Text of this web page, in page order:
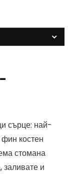
сърце: най-
костен
стомана
заливате и